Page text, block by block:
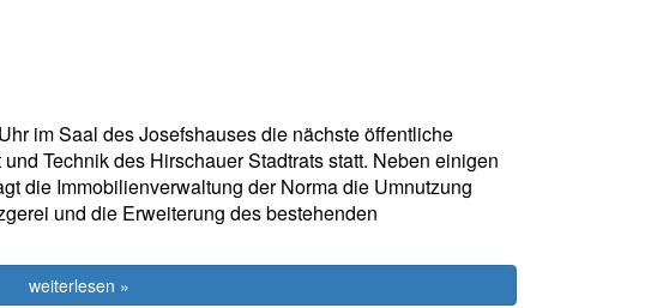
im Saal des Josefshauses die nächste öffentliche
Technik des Hirschauer Stadtrats statt. Neben einigen
die Immobilienverwaltung der Norma die Umnutzung
und die Erweiterung des bestehenden
weiterlesen »